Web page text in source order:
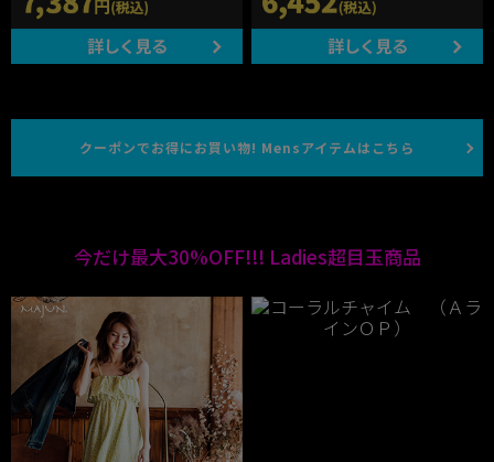
クーポンでお得にお買い物! Mensアイテムはこちら
今だけ最大30%OFF!!! Ladies超目玉商品